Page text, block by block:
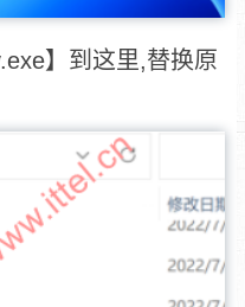
】到这里,替换原